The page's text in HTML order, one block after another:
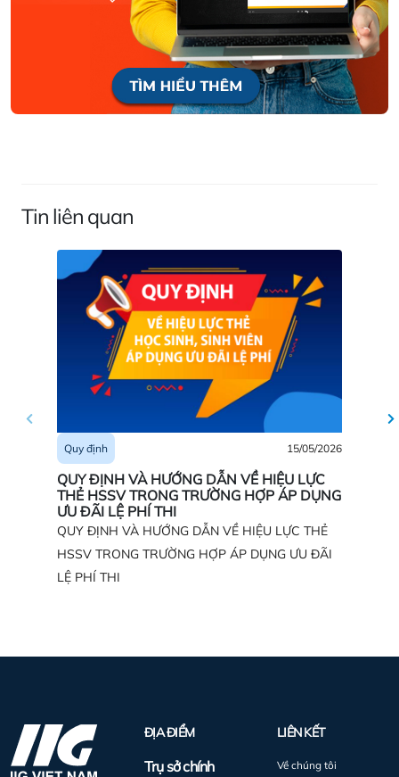
Tin liên quan
Quy định 15/05/2026
QUY ĐỊNH VÀ HƯỚNG DẪN VỀ HIỆU LỰC
THẺ HSSV TRONG TRƯỜNG HỢP ÁP DỤNG
ƯU ĐÃI LỆ PHÍ THI
QUY ĐỊNH VÀ HƯỚNG DẪN VỀ HIỆU LỰC THẺ
HSSV TRONG TRƯỜNG HỢP ÁP DỤNG ƯU ĐÃI
LỆ PHÍ THI
ĐỊA ĐIỂM
Trụ sở chính
LIÊN KẾT
Về chúng tôi